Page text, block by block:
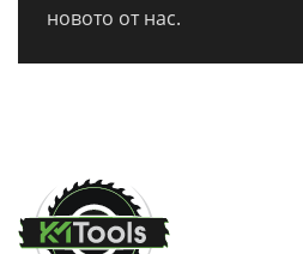
новото от нас.